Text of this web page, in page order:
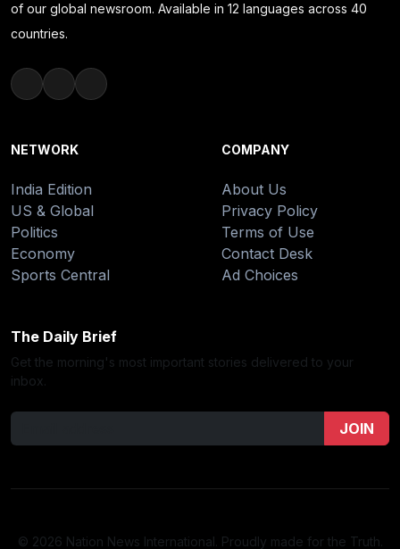
of our global newsroom. Available in 12 languages across 40
countries.
NETWORK
India Edition
US & Global
Politics
Economy
Sports Central
COMPANY
About Us
Privacy Policy
Terms of Use
Contact Desk
Ad Choices
The Daily Brief
Get the morning's most important stories delivered to your
inbox.
JOIN
© 2026 Nation News International. Proudly made for the Truth.